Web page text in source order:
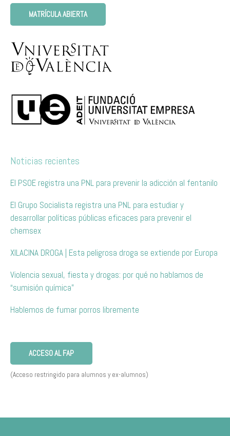
MATRÍCULA ABIERTA
Noticias recientes
El PSOE registra una PNL para prevenir la adicción al fentanilo
El Grupo Socialista registra una PNL para estudiar y
desarrollar políticas públicas eficaces para prevenir el
chemsex
XILACINA DROGA | Esta peligrosa droga se extiende por Europa
Violencia sexual, fiesta y drogas: por qué no hablamos de
“sumisión química”
Hablemos de fumar porros libremente
ACCESO AL FAP
(Acceso restringido para alumnos y ex-alumnos)